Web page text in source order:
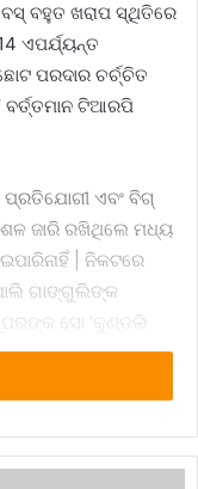
ବହୁତ ଖରାପ ସ୍ଥିତିରେ
ଏପର୍ଯ୍ୟନ୍ତ
ପରଦାର ଚର୍ଚ୍ଚିତ
ବର୍ତ୍ତମାନ ଟିଆରପି
ଏବଂ ବିଗ୍
ଜାରି ରଖିଥିଲେ ମଧ୍ୟ
| ନିକଟରେ
ଗାଙ୍ଗୁଲିଙ୍କ
ଧୂପରଙ୍କ ସୋ ‘କୁଣ୍ଡଲି
| ତୃତୀୟ
ସର୍ଦ୍ଦାରଣି’ ରହିଛି